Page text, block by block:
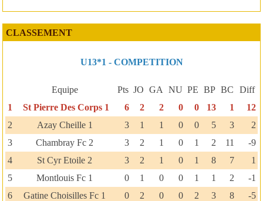
CLASSEMENT
U13*1 - COMPETITION
Equipe Pts JO GA NU PE BP BC
Diff
1
St Pierre Des Corps 1 6 2 2 0 0 13 1
12
2
Azay Cheille 1 3 1 1 0 0 5 3
2
3
Chambray Fc 2 3 2 1 0 1 2 11
-9
4
St Cyr Etoile 2 3 2 1 0 1 8 7
1
5
Montlouis Fc 1 0 1 0 0 1 1 2
-1
6
Gatine Choisilles Fc 1 0 2 0 0 2 3 8 -5